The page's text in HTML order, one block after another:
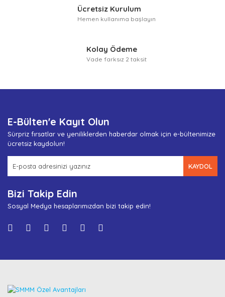
Ücretsiz Kurulum
Hemen kullanıma başlayın
Kolay Ödeme
Vade farksız 2 taksit
E-Bülten'e Kayıt Olun
Sürpriz fırsatlar ve yeniliklerden haberdar olmak için e-bültenimize
ücretsiz kaydolun!
KAYDOL
Bizi Takip Edin
Sosyal Medya hesaplarımızdan bizi takip edin!